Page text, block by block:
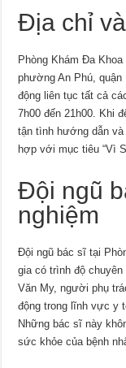
Địa chỉ
Phòng Khám Đa
phường An Phú, quận
động liên tục tất cả
7h00 đến 21h00. Khi
tận tình hướng dẫn
hợp với mục tiêu “Vì
Đội ngũ
nghiệm
Đội ngũ bác sĩ tại
gia có trình độ
Văn My, người phụ
động trong lĩnh vực y
Những bác sĩ này
sức khỏe của bệnh